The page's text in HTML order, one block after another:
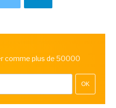
comme plus de 50000
OK